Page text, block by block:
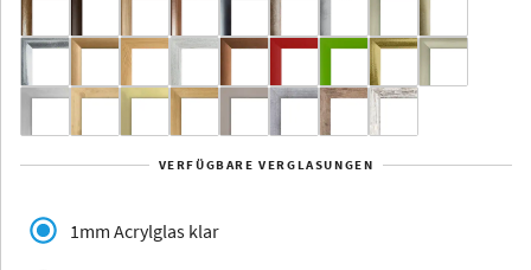
Yukon Alaska
VERFÜGBARE VERGLASUNGEN
1mm Acrylglas klar